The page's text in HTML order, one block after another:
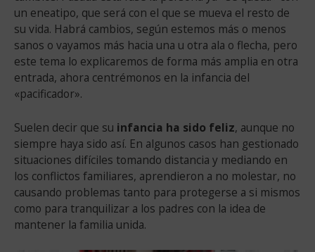
un eneatipo, que será con el que se mueva el resto de
su vida. Habrá cambios, según estemos más o menos
sanos o vayamos más hacia una u otra ala o flecha, pero
este tema lo explicaremos de forma más amplia en otra
entrada, ahora centrémonos en la infancia del
«pacificador».
Suelen decir que su infancia ha sido feliz, aunque no
siempre haya sido así. En algunos casos han gestionado
situaciones difíciles tomando distancia y mediando en
los conflictos familiares, aprendieron a no molestar, no
causando problemas tanto para protegerse a si mismos
como para tranquilizar a los padres con la idea de
mantener la familia unida.